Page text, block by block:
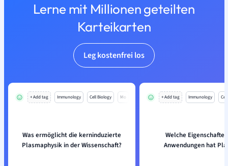
Lerne mit Millionen geteilten
Karteikarten
Leg kostenfrei los
+ Add tag Immunology Cell Biology Mo
Was ermöglicht die kerninduzierte
Plasmaphysik in der Wissenschaft?
+ Add tag Immunology
Welche
Anwendungen hat